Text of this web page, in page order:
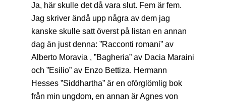
Ja, här skulle det då vara slut. Fem är fem.
Jag skriver ändå upp några av dem jag
kanske skulle satt överst på listan en annan
dag än just denna: ”Racconti romani” av
Alberto Moravia , ”Bagheria” av Dacia Maraini
och ”Esilio” av Enzo Bettiza. Hermann
Hesses ”Siddhartha” är en oförglömlig bok
från min ungdom, en annan är Agnes von